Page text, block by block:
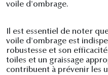
voile d'ombrage.
Il est essentiel de noter
voile d'ombrage est
robustesse et son
toiles et un graissage
contribuent à prévenir les